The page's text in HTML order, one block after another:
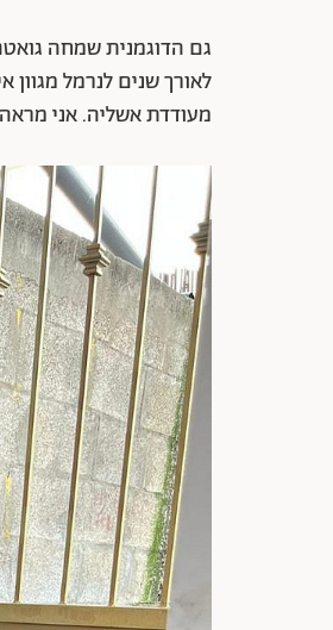
גם הדוגמנית שמחה
לאורך שנים לנרמל מגוון
מעודדת אשליה. אני